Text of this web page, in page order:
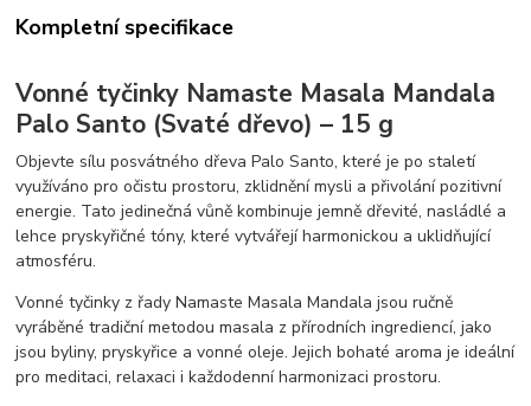
Kompletní specifikace
Vonné tyčinky Namaste Masala Mandala
Palo Santo (Svaté dřevo) – 15 g
Objevte sílu posvátného dřeva Palo Santo, které je po staletí
využíváno pro očistu prostoru, zklidnění mysli a přivolání pozitivní
energie. Tato jedinečná vůně kombinuje jemně dřevité, nasládlé a
lehce pryskyřičné tóny, které vytvářejí harmonickou a uklidňující
atmosféru.
Vonné tyčinky z řady Namaste Masala Mandala jsou ručně
vyráběné tradiční metodou masala z přírodních ingrediencí, jako
jsou byliny, pryskyřice a vonné oleje. Jejich bohaté aroma je ideální
pro meditaci, relaxaci i každodenní harmonizaci prostoru.